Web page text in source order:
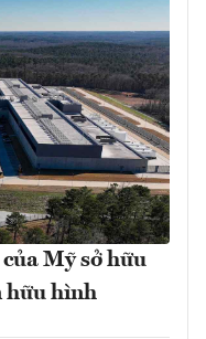
Mỹ sở hữu
hữu hình